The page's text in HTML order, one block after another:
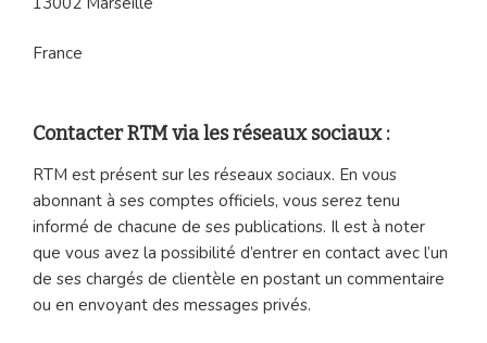
France
Contacter RTM via les réseaux sociaux :
RTM est présent sur les réseaux sociaux. En vous
abonnant à ses comptes officiels, vous serez tenu
informé de chacune de ses publications. Il est à noter
que vous avez la possibilité d’entrer en contact avec l’un
de ses chargés de clientèle en postant un commentaire
ou en envoyant des messages privés.